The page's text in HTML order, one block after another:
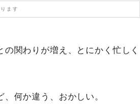
ます
関わりが増え、とにかく忙しく
何か違う、おかしい。